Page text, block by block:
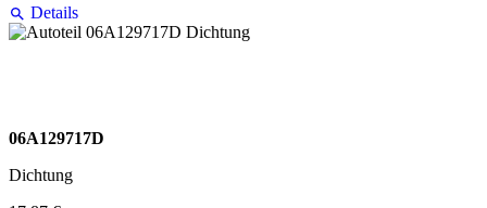
Details
06A129717D
Dichtung